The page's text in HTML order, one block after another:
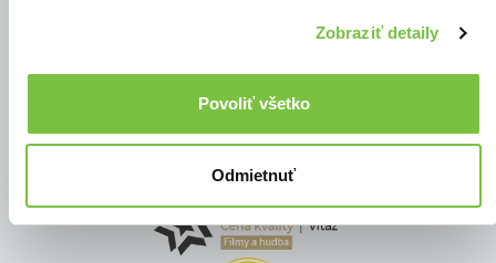
Zobraziť detaily
Povoliť všetko
Odmietnuť